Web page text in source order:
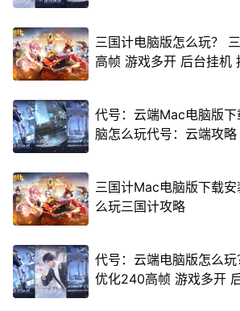
三国计电脑版怎么玩？
高帧 游戏多开 后台挂机
代号：云端Mac电脑版
脑怎么玩代号：云端攻略
三国计Mac电脑版下载
么玩三国计攻略
代号：云端电脑版怎么
优化240高帧 游戏多开